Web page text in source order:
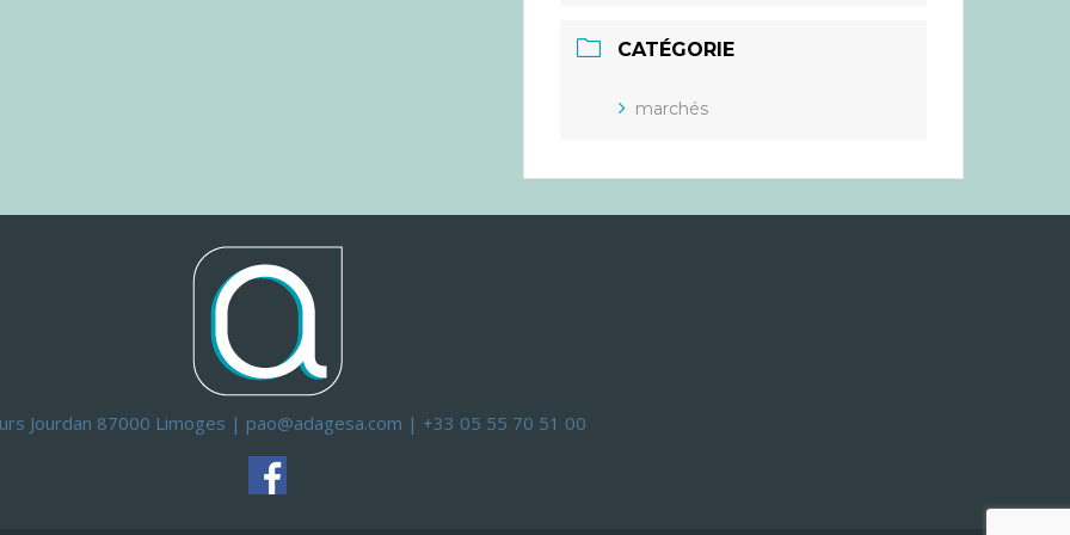
CATÉGORIE
marchés
Jourdan 87000 Limoges | pao@adagesa.com | +33 05 55 70 51 00